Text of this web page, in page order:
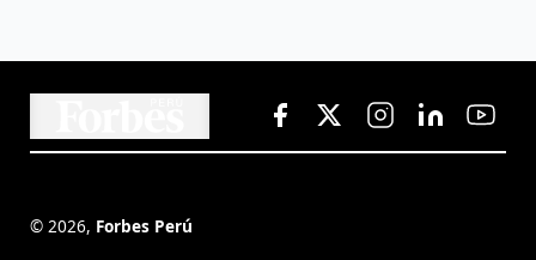
© 2026, Forbes Perú